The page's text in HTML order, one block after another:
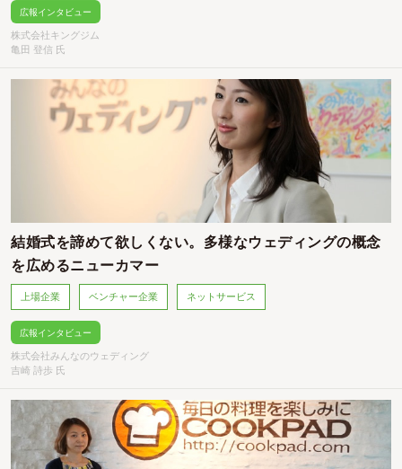
広報インタビュー
株式会社キングジム
亀田 登信 氏
結婚式を諦めて欲しくない。多様なウェディングの概念
を広めるニューカマー
上場企業 ベンチャー企業 ネットサービス
広報インタビュー
株式会社みんなのウェディング
吉崎 詩歩 氏